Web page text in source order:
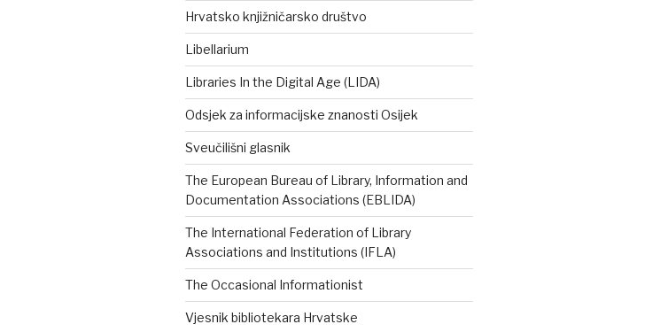
Hrvatsko knjižničarsko društvo
Libellarium
Libraries In the Digital Age (LIDA)
Odsjek za informacijske znanosti Osijek
Sveučilišni glasnik
The European Bureau of Library, Information and
Documentation Associations (EBLIDA)
The International Federation of Library
Associations and Institutions (IFLA)
The Occasional Informationist
Vjesnik bibliotekara Hrvatske